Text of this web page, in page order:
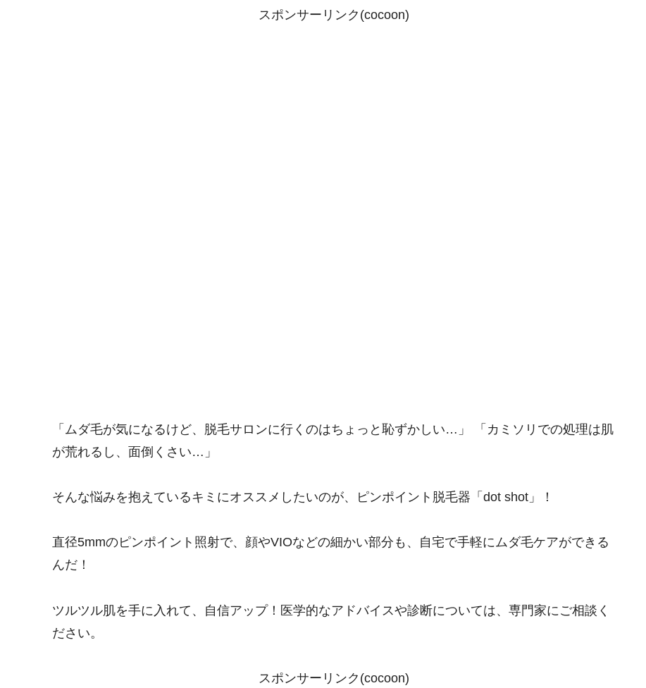
スポンサーリンク(cocoon)
「ムダ毛が気になるけど、脱毛サロンに行くのはちょっと恥ずかしい…」 「カミソリでの処理は肌
が荒れるし、面倒くさい…」
そんな悩みを抱えているキミにオススメしたいのが、ピンポイント脱毛器「dot shot」！
直径5mmのピンポイント照射で、顔やVIOなどの細かい部分も、自宅で手軽にムダ毛ケアができる
んだ！
ツルツル肌を手に入れて、自信アップ！医学的なアドバイスや診断については、専門家にご相談く
ださい。
スポンサーリンク(cocoon)